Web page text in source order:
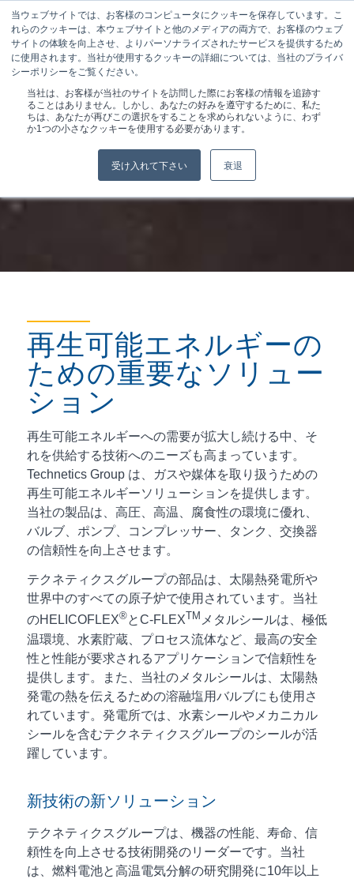
当ウェブサイトでは、お客様のコンピュータにクッキーを保存しています。こ
れらのクッキーは、本ウェブサイトと他のメディアの両方で、お客様のウェブ
サイトの体験を向上させ、よりパーソナライズされたサービスを提供するため
に使用されます。当社が使用するクッキーの詳細については、当社のプライバ
シーポリシーをご覧ください。
当社は、お客様が当社のサイトを訪問した際にお客様の情報を追跡す
ることはありません。しかし、あなたの好みを遵守するために、私た
ちは、あなたが再びこの選択をすることを求められないように、わず
か1つの小さなクッキーを使用する必要があります。
受け入れて下さい 衰退
現在位置: ホーム / マーケット＆アプリケーション /
再生可能エネルギー
再生可能エネルギーの
ための重要なソリュー
ション
再生可能エネルギーへの需要が拡大し続ける中、そ
れを供給する技術へのニーズも高まっています。
Technetics Group は、ガスや媒体を取り扱うための
再生可能エネルギーソリューションを提供します。
当社の製品は、高圧、高温、腐食性の環境に優れ、
バルブ、ポンプ、コンプレッサー、タンク、交換器
の信頼性を向上させます。
テクネティクスグループの部品は、太陽熱発電所や
世界中のすべての原子炉で使用されています。当社
のHELICOFLEX®とC-FLEXTM メタルシールは、極低
温環境、水素貯蔵、プロセス流体など、最高の安全
性と性能が要求されるアプリケーションで信頼性を
提供します。また、当社のメタルシールは、太陽熱
発電の熱を伝えるための溶融塩用バルブにも使用さ
れています。発電所では、水素シールやメカニカル
シールを含むテクネティクスグループのシールが活
躍しています。
新技術の新ソリューション
テクネティクスグループは、機器の性能、寿命、信
頼性を向上させる技術開発のリーダーです。当社
は、燃料電池と高温電気分解の研究開発に10年以上